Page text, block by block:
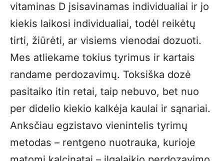
vitaminas D įsisavinamas individualiai ir jo
kiekis laikosi individualiai, todėl reikėtų
tirti, žiūrėti, ar visiems vienodai dozuoti.
Mes atliekame tokius tyrimus ir kartais
randame perdozavimų. Toksiška dozė
pasitaiko itin retai, taip nebuvo, bet nuo
per didelio kiekio kalkėja kaulai ir sąnariai.
Anksčiau egzistavo vienintelis tyrimų
metodas – rentgeno nuotrauka, kurioje